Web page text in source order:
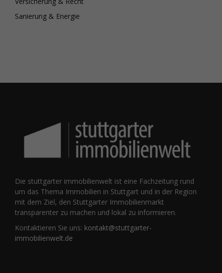
Sanierung & Energie
Die stuttgarter immobilienwelt ist eine Fachzeitung rund
um das Thema Immobilien in Stuttgart und in der Region
mit dem Ziel, den Stuttgarter Immobilienmarkt
transparenter zu machen und lokal zu informieren.
Kontaktieren Sie uns: kontakt@stuttgarter-
immobilienwelt.de